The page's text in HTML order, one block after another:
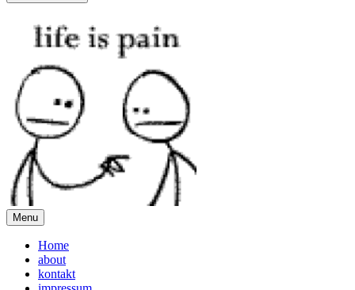
Menu
Home
about
kontakt